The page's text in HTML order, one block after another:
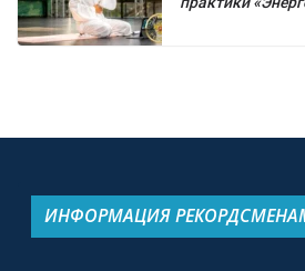
ИНФОРМАЦИЯ